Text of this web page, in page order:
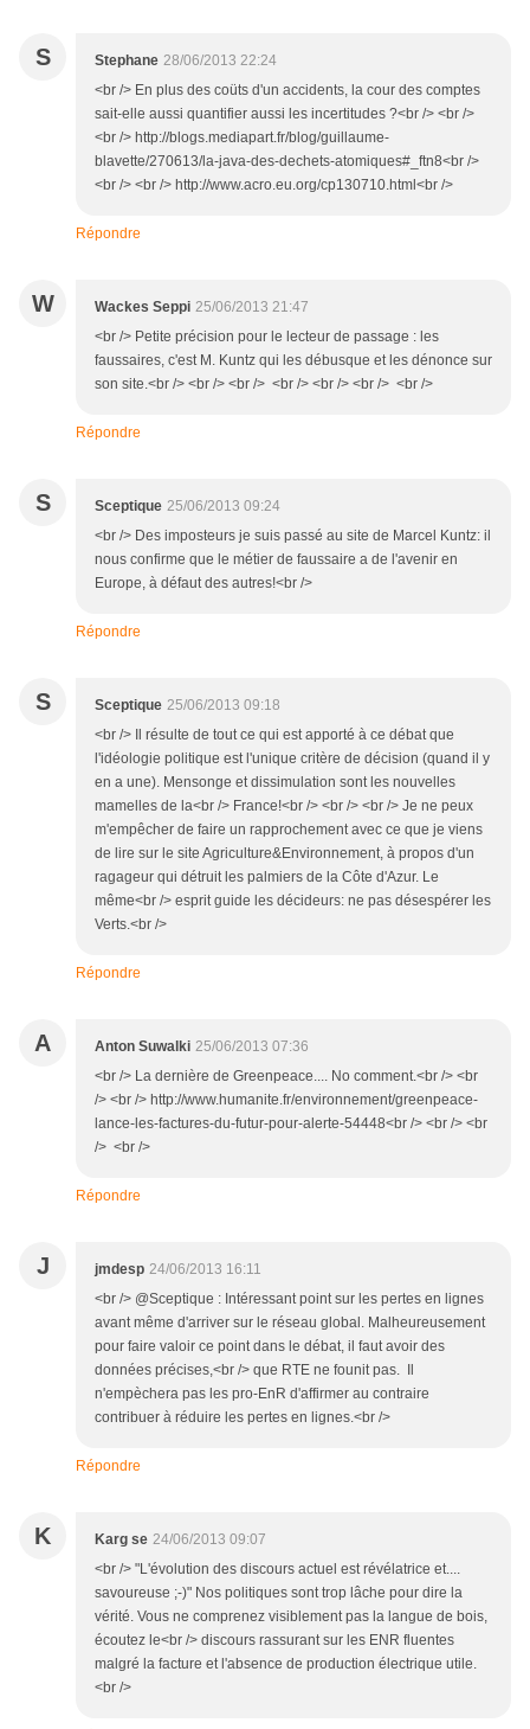
S Stephane 28/06/2013 22:24
<br /> En plus des coüts d'un accidents, la cour des comptes
sait-elle aussi quantifier aussi les incertitudes ?<br /> <br />
<br /> http://blogs.mediapart.fr/blog/guillaume-
blavette/270613/la-java-des-dechets-atomiques#_ftn8<br />
<br /> <br /> http://www.acro.eu.org/cp130710.html<br />
Répondre
W Wackes Seppi 25/06/2013 21:47
<br /> Petite précision pour le lecteur de passage : les
faussaires, c'est M. Kuntz qui les débusque et les dénonce sur
son site.<br /> <br /> <br /> <br /> <br /> <br /> <br />
Répondre
S Sceptique 25/06/2013 09:24
<br /> Des imposteurs je suis passé au site de Marcel Kuntz: il
nous confirme que le métier de faussaire a de l'avenir en
Europe, à défaut des autres!<br />
Répondre
S Sceptique 25/06/2013 09:18
<br /> Il résulte de tout ce qui est apporté à ce débat que
l'idéologie politique est l'unique critère de décision (quand il y
en a une). Mensonge et dissimulation sont les nouvelles
mamelles de la<br /> France!<br /> <br /> <br /> Je ne peux
m'empêcher de faire un rapprochement avec ce que je viens
de lire sur le site Agriculture&Environnement, à propos d'un
ragageur qui détruit les palmiers de la Côte d'Azur. Le
même<br /> esprit guide les décideurs: ne pas désespérer les
Verts.<br />
Répondre
A Anton Suwalki 25/06/2013 07:36
<br /> La dernière de Greenpeace.... No comment.<br /> <br
/> <br /> http://www.humanite.fr/environnement/greenpeace-
lance-les-factures-du-futur-pour-alerte-54448<br /> <br /> <br
/> <br />
Répondre
J jmdesp 24/06/2013 16:11
<br /> @Sceptique : Intéressant point sur les pertes en lignes
avant même d'arriver sur le réseau global. Malheureusement
pour faire valoir ce point dans le débat, il faut avoir des
données précises,<br /> que RTE ne founit pas. Il
n'empèchera pas les pro-EnR d'affirmer au contraire
contribuer à réduire les pertes en lignes.<br />
Répondre
K Karg se 24/06/2013 09:07
<br /> "L'évolution des discours actuel est révélatrice et....
savoureuse ;-)" Nos politiques sont trop lâche pour dire la
vérité. Vous ne comprenez visiblement pas la langue de bois,
écoutez le<br /> discours rassurant sur les ENR fluentes
malgré la facture et l'absence de production électrique utile.
<br />